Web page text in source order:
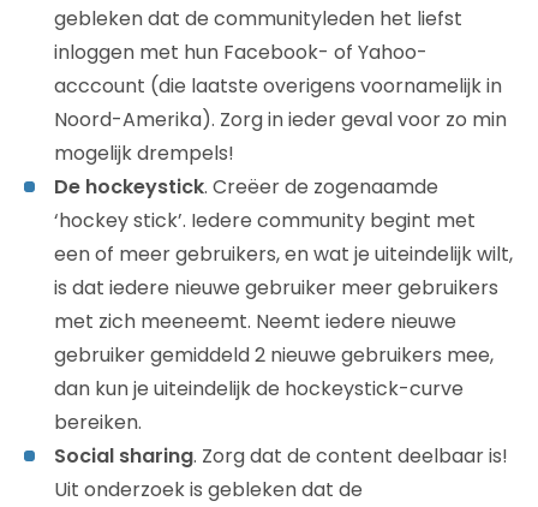
gebleken dat de communityleden het liefst
inloggen met hun Facebook- of Yahoo-
acccount (die laatste overigens voornamelijk in
Noord-Amerika). Zorg in ieder geval voor zo min
mogelijk drempels!
De hockeystick. Creëer de zogenaamde
‘hockey stick’. Iedere community begint met
een of meer gebruikers, en wat je uiteindelijk wilt,
is dat iedere nieuwe gebruiker meer gebruikers
met zich meeneemt. Neemt iedere nieuwe
gebruiker gemiddeld 2 nieuwe gebruikers mee,
dan kun je uiteindelijk de hockeystick-curve
bereiken.
Social sharing. Zorg dat de content deelbaar is!
Uit onderzoek is gebleken dat de